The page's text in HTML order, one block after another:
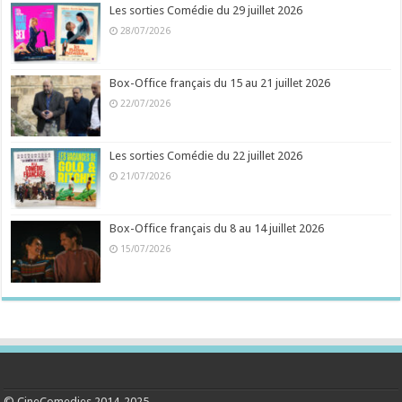
Les sorties Comédie du 29 juillet 2026
28/07/2026
Box-Office français du 15 au 21 juillet 2026
22/07/2026
Les sorties Comédie du 22 juillet 2026
21/07/2026
Box-Office français du 8 au 14 juillet 2026
15/07/2026